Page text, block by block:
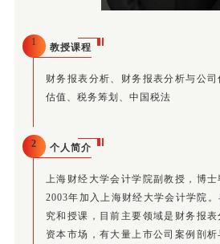
1
教授课程
财务报表分析、财务报表分析与公司
估值、税务筹划、中国税法
2 个人简介
上海财经大学会计学院副教授，博士
2003年加入上海财经大学会计学院
究和授课，目前主要领域是财务报
资本市场，有大量上市公司案例剖